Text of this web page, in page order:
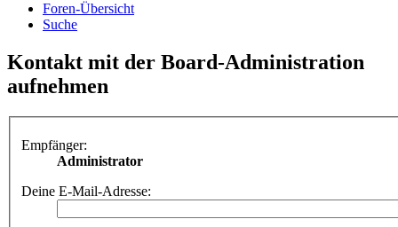
Foren-Übersicht
Suche
Kontakt mit der Board-Administration
aufnehmen
Empfänger:
Administrator
Deine E-Mail-Adresse: